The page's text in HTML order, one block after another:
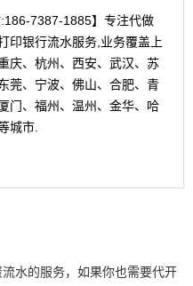
7387-1885】专注代做
印银行流水服务,业务覆盖上
庆、杭州、西安、武汉、苏
莞、宁波、佛山、合肥、青
门、福州、温州、金华、哈
城市.
水的服务，如果你也需要代开